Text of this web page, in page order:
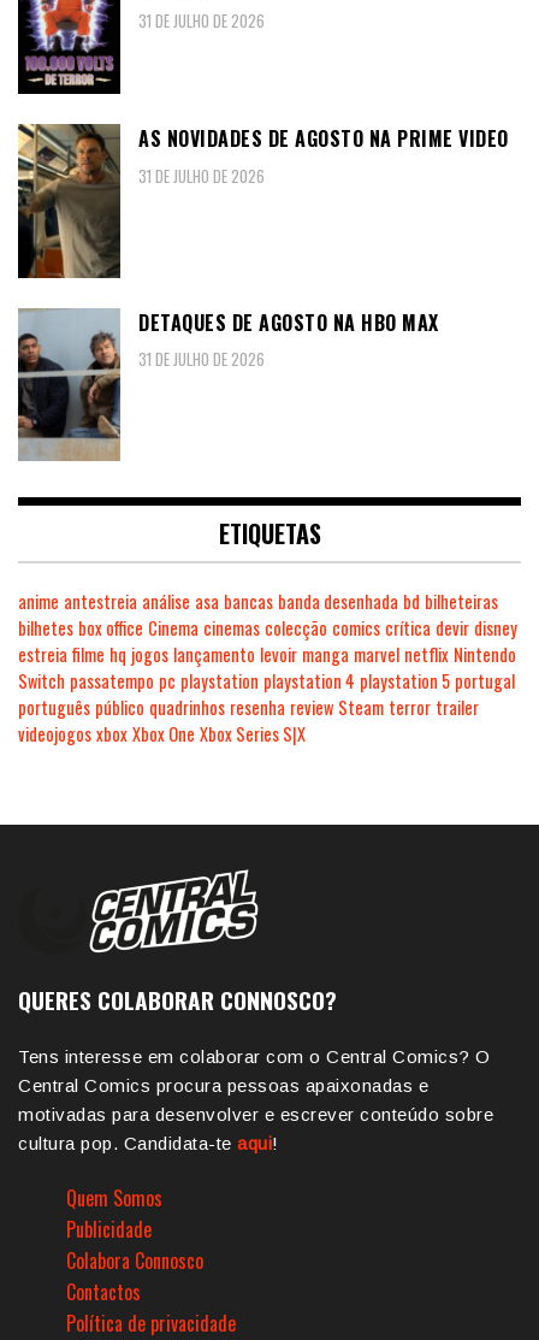
31 DE JULHO DE 2026
AS NOVIDADES DE AGOSTO NA PRIME VIDEO
31 DE JULHO DE 2026
DETAQUES DE AGOSTO NA HBO MAX
31 DE JULHO DE 2026
ETIQUETAS
anime antestreia análise asa bancas banda desenhada bd bilheteiras
bilhetes box office Cinema cinemas colecção comics crítica devir disney
estreia filme hq jogos lançamento levoir manga marvel netflix Nintendo
Switch passatempo pc playstation playstation 4 playstation 5 portugal
português público quadrinhos resenha review Steam terror trailer
videojogosxboxXbox One Xbox Series S|X
QUERES COLABORAR CONNOSCO?
Tens interesse em colaborar com o Central Comics? O
Central Comics procura pessoas apaixonadas e
motivadas para desenvolver e escrever conteúdo sobre
cultura pop. Candidata-te aqui!
Quem Somos
Publicidade
Colabora Connosco
Contactos
Política de privacidade